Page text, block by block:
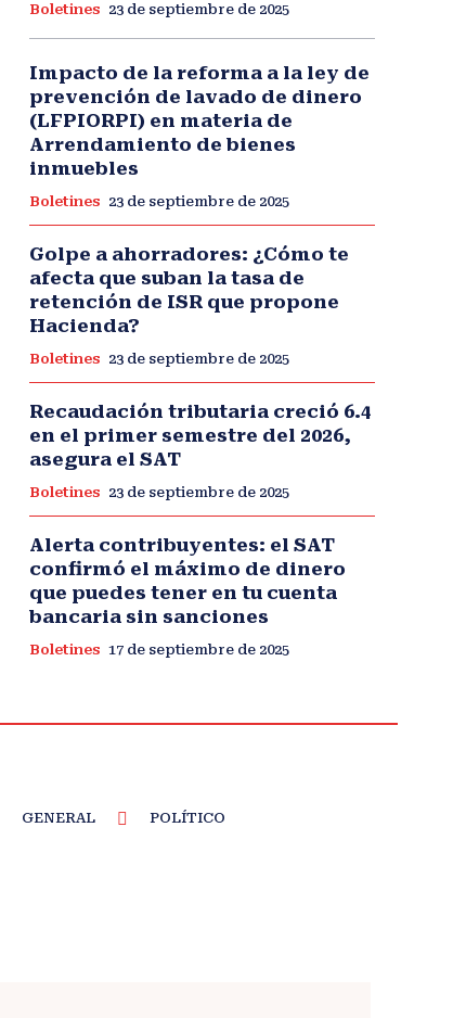
Boletines 23 de septiembre de 2025
Impacto de la reforma a la ley de
prevención de lavado de dinero
(LFPIORPI) en materia de
Arrendamiento de bienes
inmuebles
Boletines 23 de septiembre de 2025
Golpe a ahorradores: ¿Cómo te
afecta que suban la tasa de
retención de ISR que propone
Hacienda?
Boletines 23 de septiembre de 2025
Recaudación tributaria creció 6.4
en el primer semestre del 2026,
asegura el SAT
Boletines 23 de septiembre de 2025
Alerta contribuyentes: el SAT
confirmó el máximo de dinero
que puedes tener en tu cuenta
bancaria sin sanciones
Boletines 17 de septiembre de 2025
GENERAL POLÍTICO